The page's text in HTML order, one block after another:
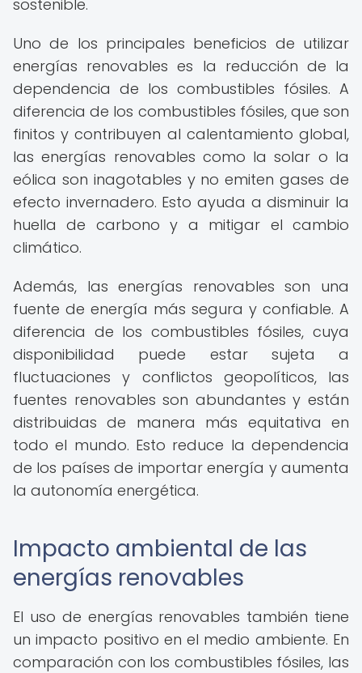
sostenible.
Uno de los principales beneficios de utilizar
energías renovables es la reducción de la
dependencia de los combustibles fósiles. A
diferencia de los combustibles fósiles, que son
finitos y contribuyen al calentamiento global,
las energías renovables como la solar o la
eólica son inagotables y no emiten gases de
efecto invernadero. Esto ayuda a disminuir la
huella de carbono y a mitigar el cambio
climático.
Además, las energías renovables son una
fuente de energía más segura y confiable. A
diferencia de los combustibles fósiles, cuya
disponibilidad puede estar sujeta a
fluctuaciones y conflictos geopolíticos, las
fuentes renovables son abundantes y están
distribuidas de manera más equitativa en
todo el mundo. Esto reduce la dependencia
de los países de importar energía y aumenta
la autonomía energética.
Impacto ambiental de las
energías renovables
El uso de energías renovables también tiene
un impacto positivo en el medio ambiente. En
comparación con los combustibles fósiles, las